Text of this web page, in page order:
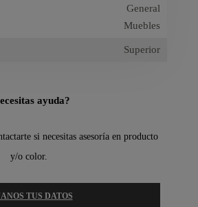
General
Muebles
Superior
ayuda?
si necesitas asesoría en producto
y/o color.
TUS DATOS